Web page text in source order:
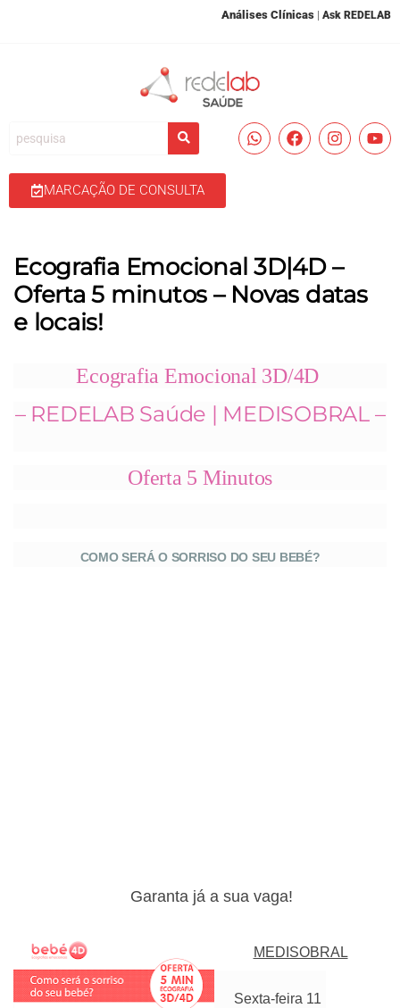
Análises Clínicas Ask REDELAB
MARCAÇÃO DE CONSULTA
Ecografia Emocional 3D|4D –
Oferta 5 minutos – Novas datas
e locais!
Ecografia Emocional 3D/4D
– REDELAB Saúde | MEDISOBRAL –
Oferta 5 Minutos
COMO SERÁ O SORRISO DO SEU BEBÉ?
Garanta já a sua vaga!
MEDISOBRAL
Sexta-feira 11